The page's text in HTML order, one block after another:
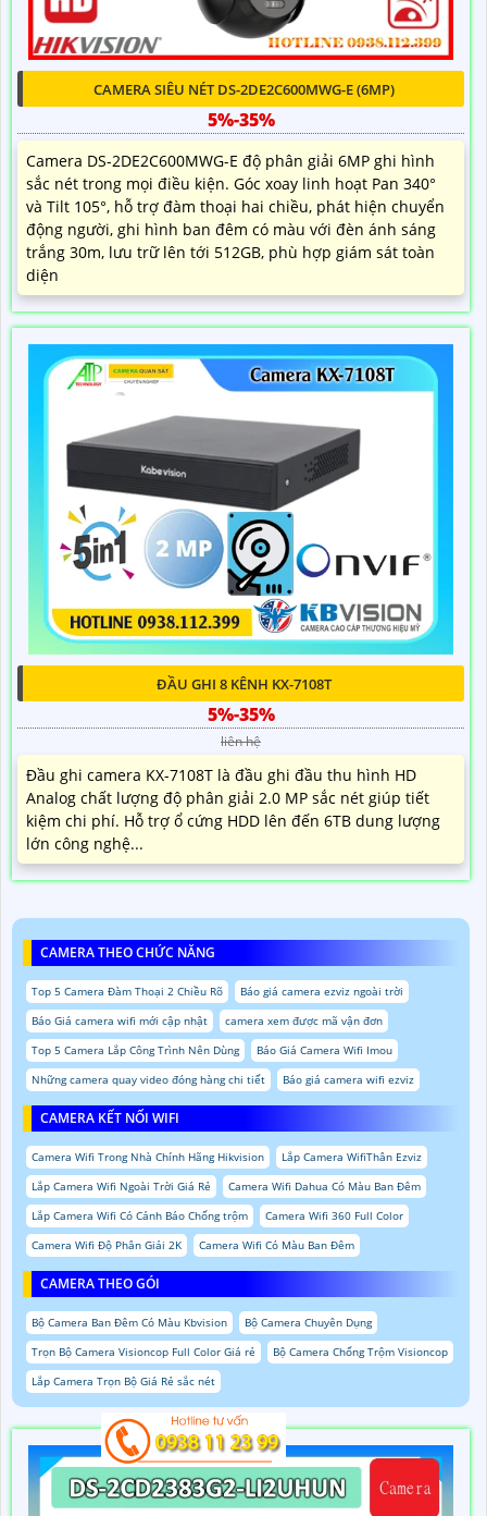
CAMERA SIÊU NÉT DS-2DE2C600MWG-E (6MP)
5%-35%
Camera DS-2DE2C600MWG-E độ phân giải 6MP ghi hình
sắc nét trong mọi điều kiện. Góc xoay linh hoạt Pan 340°
và Tilt 105°, hỗ trợ đàm thoại hai chiều, phát hiện chuyển
động người, ghi hình ban đêm có màu với đèn ánh sáng
trắng 30m, lưu trữ lên tới 512GB, phù hợp giám sát toàn
diện
ĐẦU GHI 8 KÊNH KX-7108T
5%-35%
liên hệ
Đầu ghi camera KX-7108T là đầu ghi đầu thu hình HD
Analog chất lượng độ phân giải 2.0 MP sắc nét giúp tiết
kiệm chi phí. Hỗ trợ ổ cứng HDD lên đến 6TB dung lượng
lớn công nghệ...
CAMERA THEO CHỨC NĂNG
Top 5 Camera Đàm Thoại 2 Chiều Rõ
Báo giá camera ezviz ngoài trời
Báo Giá camera wifi mới cập nhật
camera xem được mã vận đơn
Top 5 Camera Lắp Công Trình Nên Dùng
Báo Giá Camera Wifi Imou
Những camera quay video đóng hàng chi tiết
Báo giá camera wifi ezviz
CAMERA KẾT NỐI WIFI
Camera Wifi Trong Nhà Chính Hãng Hikvision
Lắp Camera WifiThân Ezviz
Lắp Camera Wifi Ngoài Trời Giá Rẻ
Camera Wifi Dahua Có Màu Ban Đêm
Lắp Camera Wifi Có Cảnh Báo Chống trộm
Camera Wifi 360 Full Color
Camera Wifi Độ Phân Giải 2K
Camera Wifi Có Màu Ban Đêm
CAMERA THEO GÓI
Bộ Camera Ban Đêm Có Màu Kbvision
Bộ Camera Chuyên Dụng
Trọn Bộ Camera Visioncop Full Color Giá rẻ
Bộ Camera Chống Trộm Visioncop
Lắp Camera Trọn Bộ Giá Rẻ sắc nét